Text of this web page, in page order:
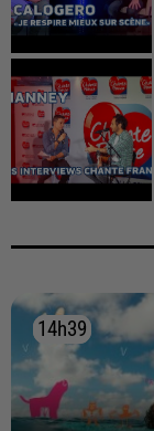
14h39
14h39